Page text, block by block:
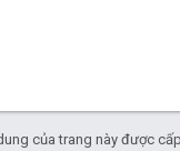
của trang này được